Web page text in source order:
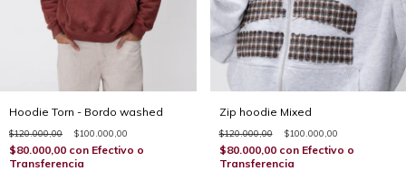
Hoodie Torn - Bordo washed
$120.000,00 $100.000,00
$80.000,00 con Efectivo o
Transferencia
Zip hoodie Mixed
$120.000,00 $100.000,00
$80.000,00 con Efectivo o
Transferencia